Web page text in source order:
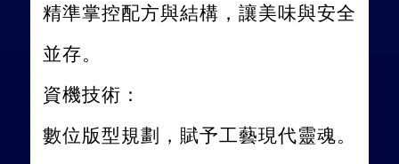
精準掌控配方與結構，讓美味與安全
並存。
資機技術：
數位版型規劃，賦予工藝現代靈魂。